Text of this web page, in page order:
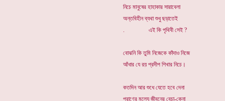
নিচে মানুষের হাহাকার সারাবেলা
অন্তবিহীন ব্যথা শুধু ছড়াতেই
. এই কি পৃথিবী সেই ?
বোঝনি কি তুমি নিজেকে কাঁদাও নিজে
আঁধার যে রয় প্রদীপ শিখার নিচে।
কতদিন আর শুধে যেতে হবে দেনা
প্রাণের মূল্যে জীবনের বেচা-কেনা